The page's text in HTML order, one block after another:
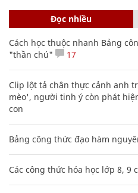
Đọc nhiều
Cách học thuộc nhanh Bảng
"thần chú"
17
Clip lột tả chân thực cảnh anh
mèo', người tinh ý còn phát
con
Bảng công thức đạo hàm
Các công thức hóa học lớp 8, 9